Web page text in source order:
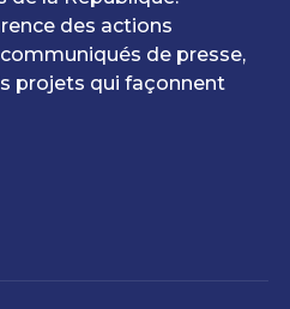
des actions
de presse,
projets qui façonnent